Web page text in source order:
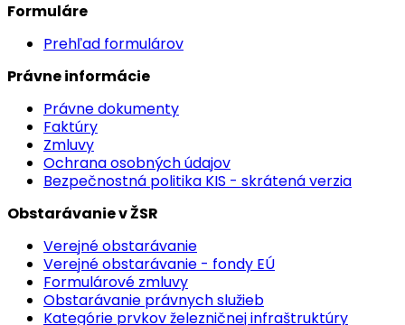
Formuláre
Prehľad formulárov
Právne informácie
Právne dokumenty
Faktúry
Zmluvy
Ochrana osobných údajov
Bezpečnostná politika KIS - skrátená verzia
Obstarávanie v ŽSR
Verejné obstarávanie
Verejné obstarávanie - fondy EÚ
Formulárové zmluvy
Obstarávanie právnych služieb
Kategórie prvkov železničnej infraštruktúry